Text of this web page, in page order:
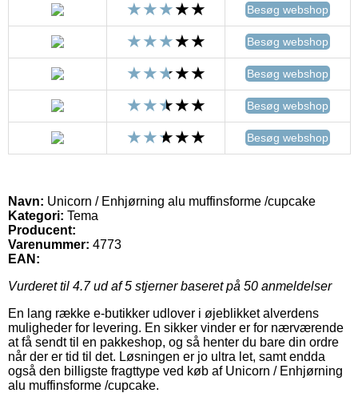
Besøg webshop
Besøg webshop
Besøg webshop
Besøg webshop
Besøg webshop
Navn: Unicorn / Enhjørning alu muffinsforme /cupcake
Kategori: Tema
Producent:
Varenummer: 4773
EAN:
Vurderet til 4.7ud af 5 stjerner baseret på 50 anmeldelser
En lang række e-butikker udlover i øjeblikket alverdens
muligheder for levering. En sikker vinder er for nærværende
at få sendt til en pakkeshop, og så henter du bare din ordre
når der er tid til det. Løsningen er jo ultra let, samt endda
også den billigste fragttype ved køb af Unicorn / Enhjørning
alu muffinsforme /cupcake.